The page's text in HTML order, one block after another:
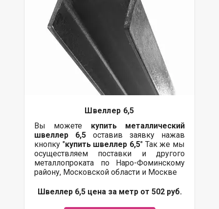
Швеллер 6,5
Вы можете купить металлический
швеллер 6,5 оставив заявку нажав
кнопку "купить швеллер 6,5" Так же мы
осуществляем поставки и другого
металлопроката по Наро-Фоминскому
району, Московской области и Москве
Швеллер 6,5 цена за метр от 502 руб.